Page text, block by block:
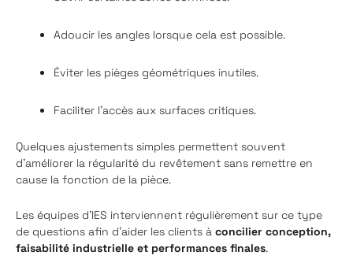
Adoucir les angles lorsque cela est possible.
Éviter les pièges géométriques inutiles.
Faciliter l’accès aux surfaces critiques.
Quelques ajustements simples permettent souvent
d'améliorer la régularité du revêtement sans remettre en
cause la fonction de la pièce.
Les équipes d’IES interviennent régulièrement sur ce type
de questions afin d'aider les clients à concilier conception,
faisabilité industrielle et performances finales.